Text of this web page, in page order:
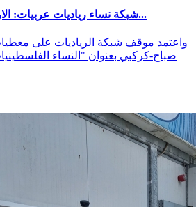
شبكة نساء رياديات عربيات: الارتفاع بنسب تعليم النساء...
واعتمد موقف شبكة الرياديات على
صباح-كركبي بعنوان "النساء